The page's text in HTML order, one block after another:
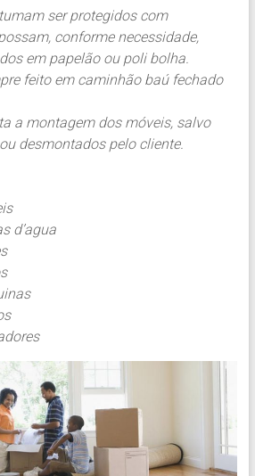
ser protegidos com
conforme necessidade,
em papelão ou poli bolha.
feito em caminhão baú fechado
a montagem dos móveis, salvo
desmontados pelo cliente.
d’agua